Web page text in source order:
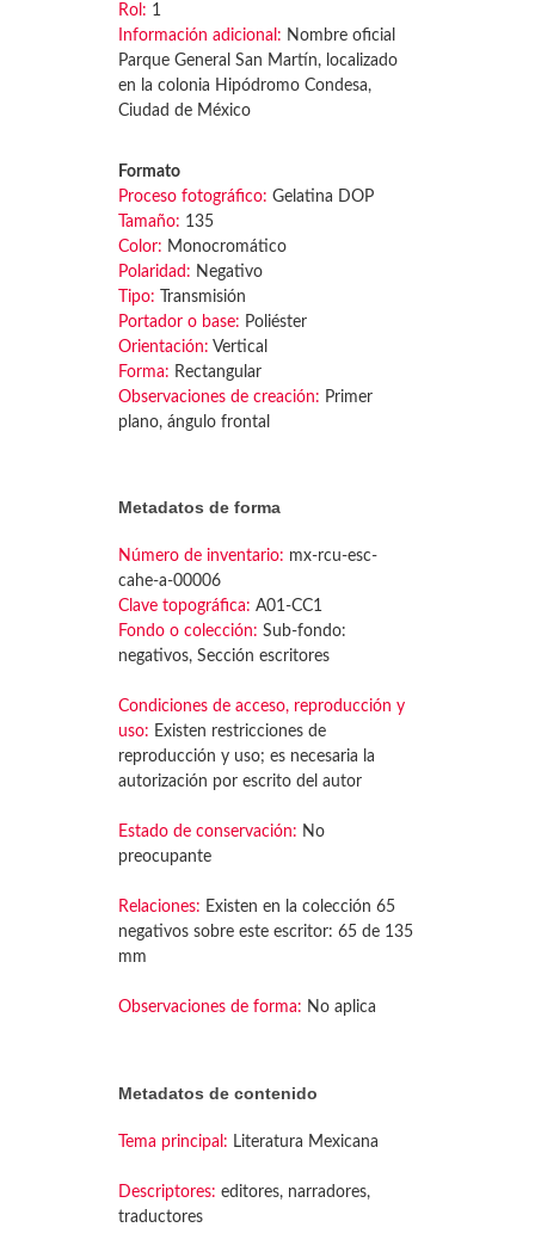
Rol: 1
Información adicional: Nombre oficial
Parque General San Martín, localizado
en la colonia Hipódromo Condesa,
Ciudad de México
Formato
Proceso fotográfico: Gelatina DOP
Tamaño: 135
Color: Monocromático
Polaridad: Negativo
Tipo: Transmisión
Portador o base: Poliéster
Orientación: Vertical
Forma: Rectangular
Observaciones de creación: Primer
plano, ángulo frontal
Metadatos de forma
Número de inventario: mx-rcu-esc-
cahe-a-00006
Clave topográfica: A01-CC1
Fondo o colección: Sub-fondo:
negativos, Sección escritores
Condiciones de acceso, reproducción y
uso: Existen restricciones de
reproducción y uso; es necesaria la
autorización por escrito del autor
Estado de conservación: No
preocupante
Relaciones: Existen en la colección 65
negativos sobre este escritor: 65 de 135
mm
Observaciones de forma: No aplica
Metadatos de contenido
Tema principal: Literatura Mexicana
Descriptores: editores, narradores,
traductores